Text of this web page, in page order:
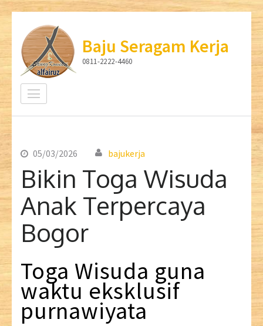
konten
(Tekan
Enter)
Baju Seragam Kerja
0811-2222-4460
05/03/2026 bajukerja
Bikin Toga Wisuda
Anak Terpercaya
Bogor
Toga Wisuda guna
waktu eksklusif
purnawiyata